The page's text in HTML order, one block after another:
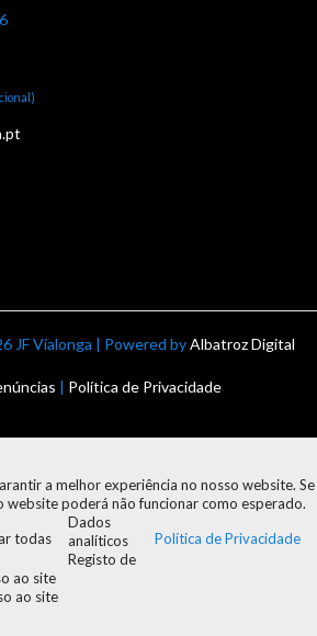
JF Vialonga | Powered byAlbatroz Digital
| Política de Privacidade
a melhor experiência no nosso website. Se
website poderá não funcionar como esperado.
todas Política de Privacidade
Dados
analíticos
Registo de
ao site
ao site